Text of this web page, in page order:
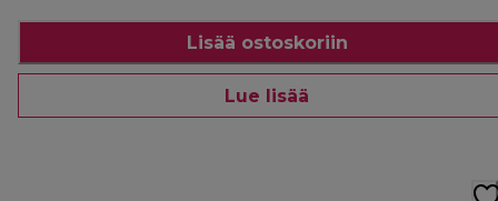
Lisää ostoskoriin
Lue lisää